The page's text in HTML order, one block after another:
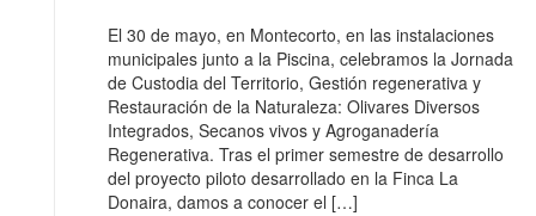
El 30 de mayo, en Montecorto, en las instalaciones
municipales junto a la Piscina, celebramos la Jornada
de Custodia del Territorio, Gestión regenerativa y
Restauración de la Naturaleza: Olivares Diversos
Integrados, Secanos vivos y Agroganadería
Regenerativa. Tras el primer semestre de desarrollo
del proyecto piloto desarrollado en la Finca La
Donaira, damos a conocer el […]